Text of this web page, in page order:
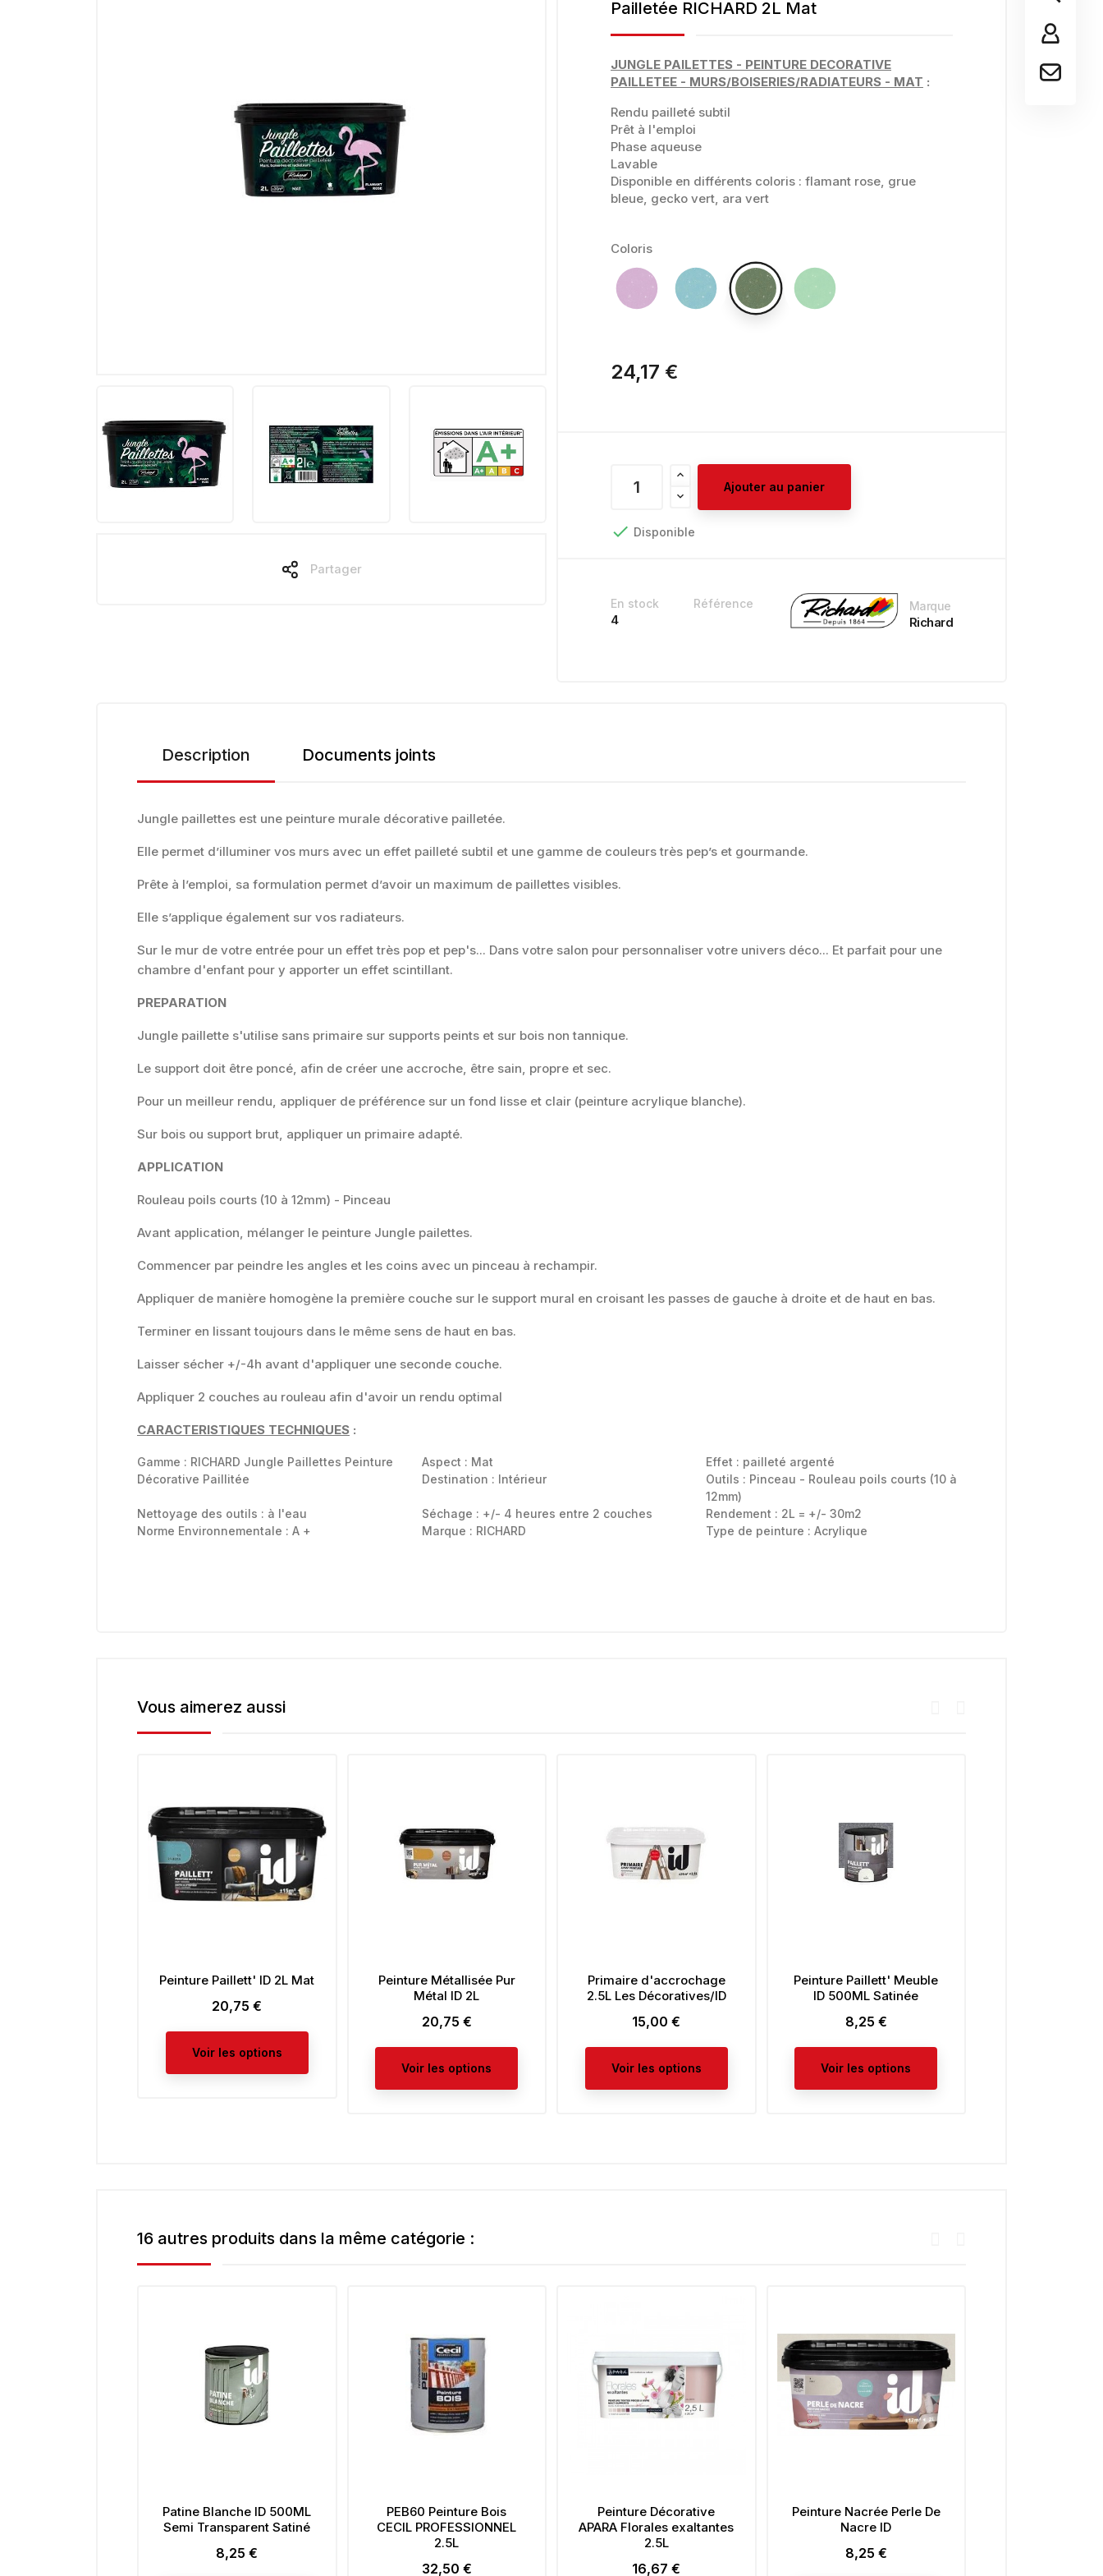
Partager
Pailletée RICHARD 2L Mat
JUNGLE PAILETTES - PEINTURE DECORATIVE
PAILLETEE - MURS/BOISERIES/RADIATEURS - MAT :
Rendu pailleté subtil
Prêt à l'emploi
Phase aqueuse
Lavable
Disponible en différents coloris : flamant rose, grue
bleue, gecko vert, ara vert
Coloris
24,17 €
Ajouter au panier
 Disponible
En stock
4
Référence Marque
Richard
Description Documents joints
Jungle paillettes est une peinture murale décorative pailletée.
Elle permet d’illuminer vos murs avec un effet pailleté subtil et une gamme de couleurs très pep’s et gourmande.
Prête à l’emploi, sa formulation permet d’avoir un maximum de paillettes visibles.
Elle s’applique également sur vos radiateurs.
Sur le mur de votre entrée pour un effet très pop et pep's... Dans votre salon pour personnaliser votre univers déco... Et parfait pour une
chambre d'enfant pour y apporter un effet scintillant.
PREPARATION
Jungle paillette s'utilise sans primaire sur supports peints et sur bois non tannique.
Le support doit être poncé, afin de créer une accroche, être sain, propre et sec.
Pour un meilleur rendu, appliquer de préférence sur un fond lisse et clair (peinture acrylique blanche).
Sur bois ou support brut, appliquer un primaire adapté.
APPLICATION
Rouleau poils courts (10 à 12mm) - Pinceau
Avant application, mélanger le peinture Jungle pailettes.
Commencer par peindre les angles et les coins avec un pinceau à rechampir.
Appliquer de manière homogène la première couche sur le support mural en croisant les passes de gauche à droite et de haut en bas.
Terminer en lissant toujours dans le même sens de haut en bas.
Laisser sécher +/-4h avant d'appliquer une seconde couche.
Appliquer 2 couches au rouleau afin d'avoir un rendu optimal
CARACTERISTIQUES TECHNIQUES :
Gamme : RICHARD Jungle Paillettes Peinture
Décorative Paillitée
Aspect : Mat
Effet : pailleté argenté
Destination : Intérieur Outils : Pinceau - Rouleau poils courts (10 à
12mm)
Nettoyage des outils : à l'eau Séchage : +/- 4 heures entre 2 couches
Rendement : 2L = +/- 30m2
Norme Environnementale : A + Marque : RICHARD Type de peinture :Acrylique
Vous aimerez aussi
Peinture Paillett' ID 2L Mat
20,75 €
Voir les options
Peinture Métallisée Pur
Métal ID 2L
20,75 €
Voir les options
Primaire d'accrochage
2.5L Les Décoratives/ID
15,00 €
Voir les options
Peinture Paillett' Meuble
ID 500ML Satinée
8,25 €
Voir les options
16 autres produits dans la même catégorie :
Patine Blanche ID 500ML
Semi Transparent Satiné
8,25 €
PEB60 Peinture Bois
CECIL PROFESSIONNEL
32,50 €
Peinture Décorative
APARA Florales exaltantes
16,67 €
Peinture Nacrée Perle De
Nacre ID
8,25 €